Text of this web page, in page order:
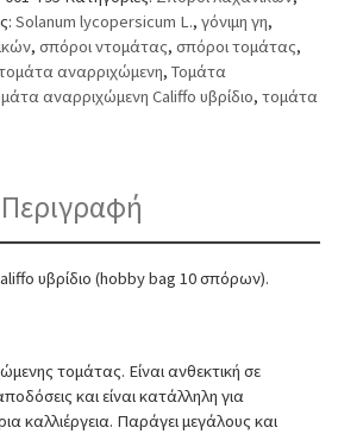
Solanum lycopersicum L., γόνιμη γη,
, σπόροι ντομάτας, σπόροι τομάτας,
αναρριχώμενη, Τομάτα
αναρριχώμενη Califfo υβρίδιο, τομάτα
Περιγραφή
υβρίδιο (hobby bag 10 σπόρων).
τομάτας. Είναι ανθεκτική σε
και είναι κατάλληλη για
καλλιέργεια. Παράγει μεγάλους και